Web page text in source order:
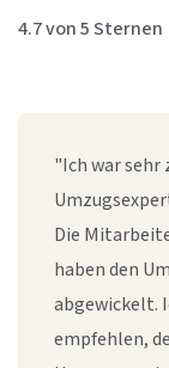
4.7 von 5 Sternen
"Ich war sehr
Die
haben den
abgewickelt.
empfehlen,